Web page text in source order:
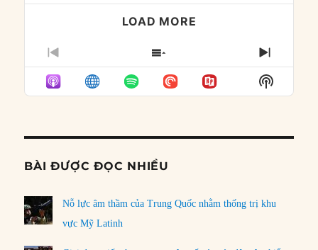
LOAD MORE
PREVIOUS
EPISODE
SHOW
EPISODES
LIST
NEXT
Show
Podcast
BÀI ĐƯỢC ĐỌC NHIỀU
Nỗ lực âm thầm của Trung Quốc nhằm thống trị khu
vực Mỹ Latinh